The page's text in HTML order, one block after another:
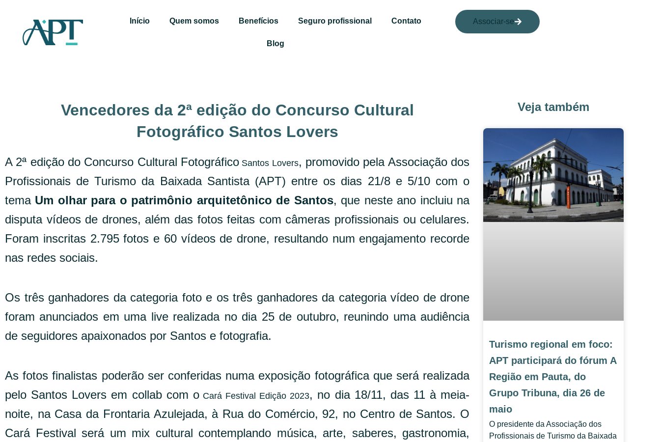
Início Quem somos Benefícios Seguro profissional Contato
Blog
Associar-se
Vencedores da 2ª edição do Concurso Cultural
Fotográfico Santos Lovers
A 2ª edição do Concurso Cultural Fotográfico Santos Lovers, promovido pela Associação dos
Profissionais de Turismo da Baixada Santista (APT) entre os dias 21/8 e 5/10 com o
tema Um olhar para o patrimônio arquitetônico de Santos, que neste ano incluiu na
disputa vídeos de drones, além das fotos feitas com câmeras profissionais ou celulares.
Foram inscritas 2.795 fotos e 60 vídeos de drone, resultando num engajamento recorde
nas redes sociais.
Os três ganhadores da categoria foto e os três ganhadores da categoria vídeo de drone
foram anunciados em uma live realizada no dia 25 de outubro, reunindo uma audiência
de seguidores apaixonados por Santos e fotografia.
As fotos finalistas poderão ser conferidas numa exposição fotográfica que será realizada
pelo Santos Lovers em collab com oCará Festival Edição 2023, no dia 18/11, das 11 à meia-
noite, na Casa da Frontaria Azulejada, à Rua do Comércio, 92, no Centro de Santos. O
Cará Festival será um mix cultural contemplando música, arte, saberes, gastronomia,
Veja também
Turismo regional em foco:
APT participará do fórum A
Região em Pauta, do
Grupo Tribuna, dia 26 de
maio
O presidente da Associação dos
Profissionais de Turismo da Baixada